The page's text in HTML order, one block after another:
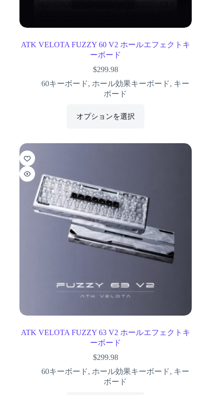
ATK VELOTA FUZZY 60 V2 ホールエフェクトキ
ーボード
$299.98
60キーボード, ホール効果キーボード, キー
ボード
オプションを選択
ATK VELOTA FUZZY 63 V2 ホールエフェクトキ
ーボード
$299.98
60キーボード, ホール効果キーボード, キー
ボード